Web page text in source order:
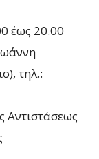
έως 20.00
τηλ.:
Αντιστάσεως